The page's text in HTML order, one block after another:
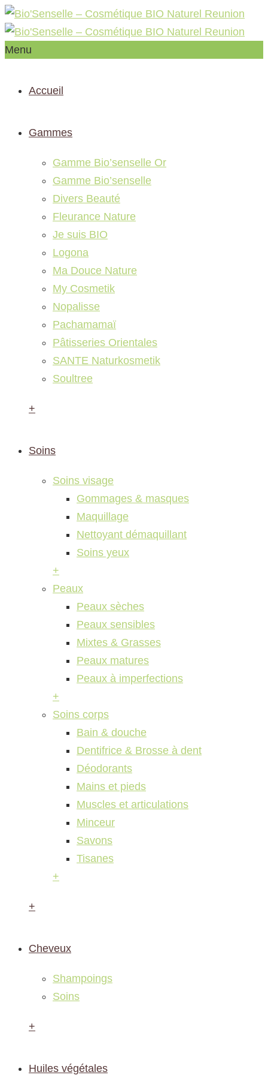
Menu
Accueil
Gammes
Gamme Bio’senselle Or
Gamme Bio’senselle
Divers Beauté
Fleurance Nature
Je suis BIO
Logona
Ma Douce Nature
My Cosmetik
Nopalisse
Pachamamaï
Pâtisseries Orientales
SANTE Naturkosmetik
Soultree
+
Soins
Soins visage
Gommages & masques
Maquillage
Nettoyant démaquillant
Soins yeux
+
Peaux
Peaux sèches
Peaux sensibles
Mixtes & Grasses
Peaux matures
Peaux à imperfections
+
Soins corps
Bain & douche
Dentifrice & Brosse à dent
Déodorants
Mains et pieds
Muscles et articulations
Minceur
Savons
Tisanes
+
+
Cheveux
Shampoings
Soins
+
Huiles végétales